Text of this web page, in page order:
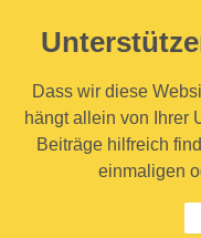
Dass wir diese
hängt allein von Ihrer
Beiträge hilfreich
einmaligen